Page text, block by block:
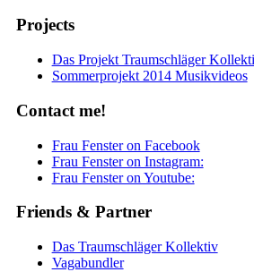
Projects
Das Projekt Traumschläger
Sommerprojekt 2014 Musikvideos
Contact me!
Frau Fenster on Facebook
Frau Fenster on Instagram:
Frau Fenster on Youtube:
Friends & Partner
Das Traumschläger Kollektiv
Vagabundler